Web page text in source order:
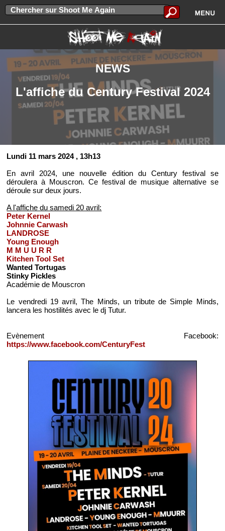
NEWS
L'affiche du Century Festival 2024
Lundi 11 mars 2024 , 13h13
En avril 2024, une nouvelle édition du Century festival se
déroulera à Mouscron. Ce festival de musique alternative se
déroule sur deux jours.
A l'affiche du samedi 20 avril:
Peter Kernel
Johnnie Carwash
LANDROSE
Young Enough
M M U U R R
Kitchen Tool Set
Wanted Tortugas
Stinky Pickles
Académie de Mouscron
Le vendredi 19 avril, The Minds, un tribute de Simple Minds,
lancera les hostilités avec le dj Tutur.
Evènement Facebook:
https://www.facebook.com/CenturyFest